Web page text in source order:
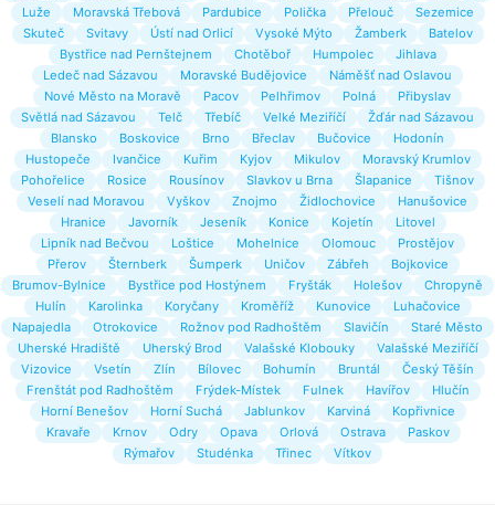
Luže
Moravská Třebová Pardubice Polička Přelouč
Sezemice
Skuteč
Svitavy Ústí nad Orlicí Vysoké Mýto Žamberk
Batelov
Bystřice nad Pernštejnem
Chotěboř Humpolec
Jihlava
Ledeč nad Sázavou
Moravské Budějovice
Náměšť nad Oslavou
Nové Město na Moravě
Pacov Pelhřimov Polná
Přibyslav
Světlá nad Sázavou
Telč Třebíč Velké Meziříčí
Žďár nad Sázavou
Blansko
Boskovice Brno Břeclav Bučovice
Hodonín
Hustopeče
Ivančice Kuřim Kyjov Mikulov
Moravský Krumlov
Pohořelice
Rosice Rousínov Slavkov u Brna Šlapanice
Tišnov
Veselí nad Moravou
Vyškov Znojmo Židlochovice
Hanušovice
Hranice
Javorník Jeseník Konice Kojetín
Litovel
Lipník nad Bečvou
Loštice Mohelnice Olomouc
Prostějov
Přerov
Šternberk Šumperk Uničov Zábřeh
Bojkovice
Brumov-Bylnice
Bystřice pod Hostýnem Fryšták Holešov
Chropyně
Hulín
Karolinka Koryčany Kroměříž Kunovice
Luhačovice
Napajedla
Otrokovice Rožnov pod Radhoštěm Slavičín
Staré Město
Uherské Hradiště
Uherský Brod Valašské Klobouky
Valašské Meziříčí
Vizovice
Vsetín Zlín Bílovec Bohumín Bruntál
Český Těšín
Frenštát pod Radhoštěm
Frýdek-Místek Fulnek Havířov
Hlučín
Horní Benešov
Horní Suchá Jablunkov Karviná
Kopřivnice
Kravaře
Krnov Odry Opava Orlová Ostrava
Paskov
Rýmařov
Studénka Třinec Vítkov